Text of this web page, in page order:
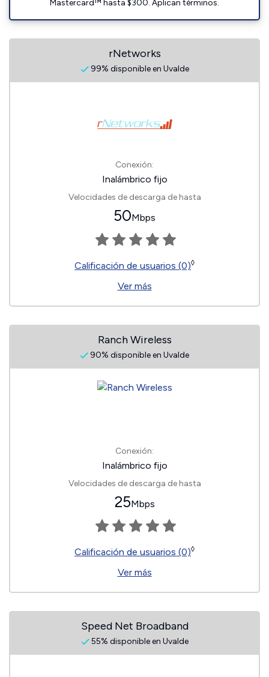
Mastercard™ hasta $300. Aplican términos.
rNetworks
99% disponible en Uvalde
Conexión:
Inalámbrico fijo
Velocidades de descarga de hasta
50Mbps
Calificación de usuarios (0)◊
Ver más
Ranch Wireless
90% disponible en Uvalde
Conexión:
Inalámbrico fijo
Velocidades de descarga de hasta
25Mbps
Calificación de usuarios (0)◊
Ver más
Speed Net Broadband
55% disponible en Uvalde